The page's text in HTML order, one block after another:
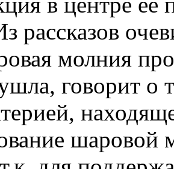
рассказов
молния
говорит
шаровой